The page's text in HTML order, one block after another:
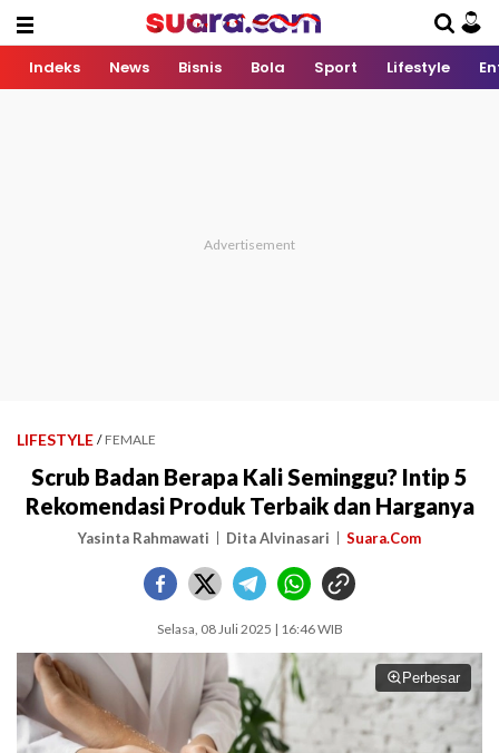
Indeks News Bisnis Bola Sport Lifestyle
LIFESTYLE / FEMALE
Scrub Badan Berapa Kali Seminggu? Intip 5
Rekomendasi Produk Terbaik dan Harganya
Yasinta Rahmawati Dita Alvinasari Suara.Com
Selasa, 08 Juli 2025 | 16:46 WIB
Perbesar